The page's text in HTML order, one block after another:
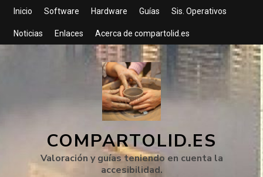
Inicio Software Hardware Guías Sis. Operativos
Noticias Enlaces Acerca de compartolid.es
COMPARTOLID.ES
Valoración y guías teniendo en cuenta la
accesibilidad.